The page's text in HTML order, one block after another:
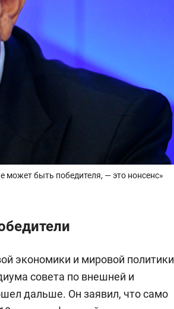
может быть победителя, — это нонсенс»
экономики и мировой политики
совета по внешней и
дальше. Он заявил, что само